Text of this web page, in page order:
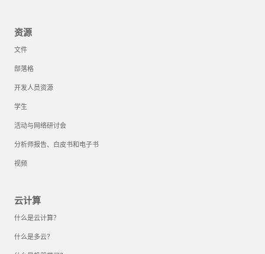
资源
文件
部落格
开发人员资源
学生
活动与网络研讨会
分析师报告、白皮书和电子书
视频
云计算
什么是云计算？
什么是多云？